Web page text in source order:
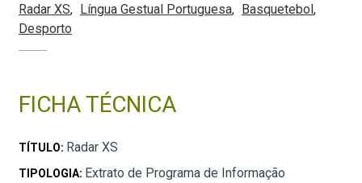
Radar XS Língua Gestual Portuguesa
Basquetebol
Desporto
FICHA TÉCNICA
TÍTULO: Radar XS
TIPOLOGIA: Extrato de Programa de Informação